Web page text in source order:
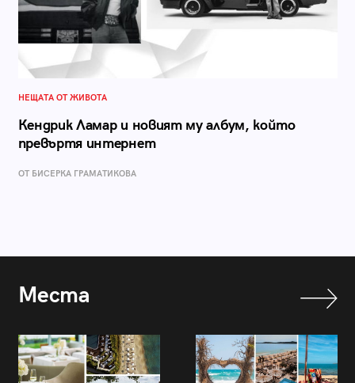
НЕЩАТА ОТ ЖИВОТА
Кендрик Ламар и новият му албум, който
превъртя интернет
ОТ БИСЕРКА ГРАМАТИКОВА
Места